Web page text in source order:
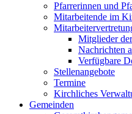
Pfarrerinnen und
Mitarbeitende im
Mitglieder
Nachrichten
Verfügbare
Stellenangebote
Termine
Kirchliches
Gemeinden